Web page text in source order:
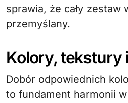
sprawia, że cały zestaw
przemyślany.
Kolory, tekstury
Dobór odpowiednich
to fundament harmonii